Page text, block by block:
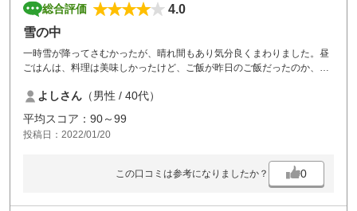
総合評価
4.0
雪の中
一時雪が降ってさむかったが、晴れ間もあり気分良くまわりました。昼
ごはんは、料理は美味しかったけど、ご飯が昨日のご飯だったのか、温
よしさん （男性 / 40代）
平均スコア：90～99
投稿日：2022/01/20
この口コミは参考になりましたか？ 0